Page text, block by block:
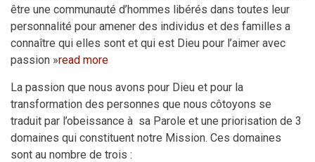
être une communauté d’hommes libérés dans toutes leur
personnalité pour amener des individus et des familles a
connaître qui elles sont et qui est Dieu pour l’aimer avec
passion »read more
La passion que nous avons pour Dieu et pour la
transformation des personnes que nous côtoyons se
traduit par l’obeissance à sa Parole et une priorisation de 3
domaines qui constituent notre Mission. Ces domaines
sont au nombre de trois :